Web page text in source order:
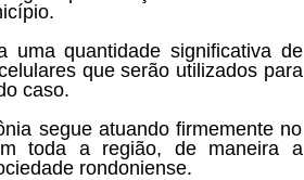
uma quantidade significativa de
que serão utilizados para
caso.
segue atuando firmemente no
toda a região, de maneira a
rondoniense.